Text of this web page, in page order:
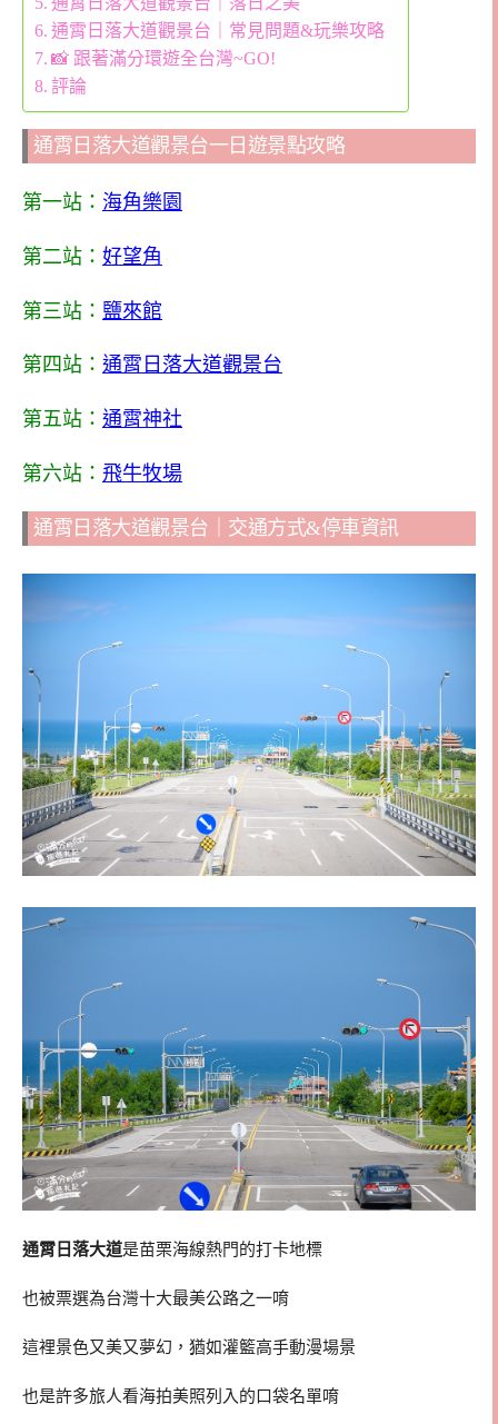
通霄日落大道觀景台｜常見問題&玩樂攻略
📸 跟著滿分環遊全台灣~GO!
評論
通霄日落大道觀景台一日遊景點攻略
第一站： 海角樂園
第二站： 好望角
第三站： 鹽來館
第四站： 通霄日落大道觀景台
第五站： 通霄神社
第六站： 飛牛牧場
通霄日落大道觀景台｜交通方式&停車資訊
通霄日落大道是苗栗海線熱門的打卡地標
也被票選為台灣十大最美公路之一唷
這裡景色又美又夢幻，猶如灌籃高手動漫場景
也是許多旅人看海拍美照列入的口袋名單唷